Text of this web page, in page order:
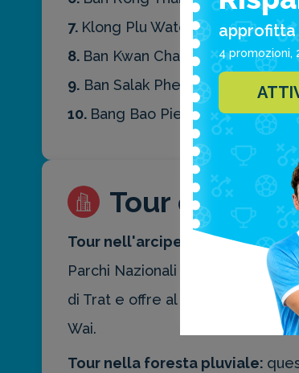
7. Klong Plu Waterfall
8. Ban Kwan Chang elephant
9. Ban Salak Phet
10. Bang Bao Pier
Tour
Tour nell'arcipelago di Koh
Parchi Nazionali tra i più belli e
di Trat e offre al turista un utile
Wai.
Tour nella foresta pluviale:
approfitta
4 promozioni,